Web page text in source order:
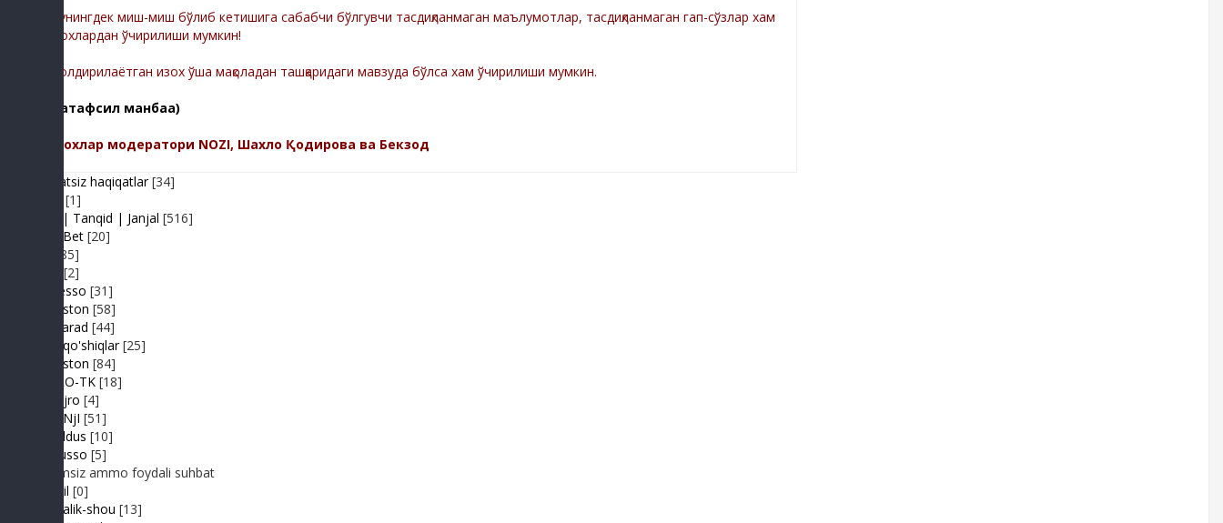
Шунингдек миш-миш бўлиб кетишига сабабчи бўлгувчи тасдиқланмаган маълумотлар, тасдиқланмаган гап-сўзлар хам
изохлардан ўчирилиши мумкин!
-Қолдирилаётган изох ўша мақоладан ташқаридаги мавзуда бўлса хам ўчирилиши мумкин.
(батафсил манбаа)
Изохлар модератори NOZI, Шахло Қодирова ва Бекзод
Adolatsiz haqiqatlar [34]
[1]
Baxs| Tanqid | Janjal [516]
BeshBet [20]
[85]
[2]
Expresso [31]
FIKRiston [58]
Hit-Parad [44]
Ijara qo'shiqlar [25]
IJODiston [84]
IMPRO-TK [18]
Jonli ijro [4]
JuMaNjI [51]
JurYuldus [10]
Kaktusso [5]
Yoqimsiz ammo foydali suhbat
Kongil [0]
Kundalik-shou [13]